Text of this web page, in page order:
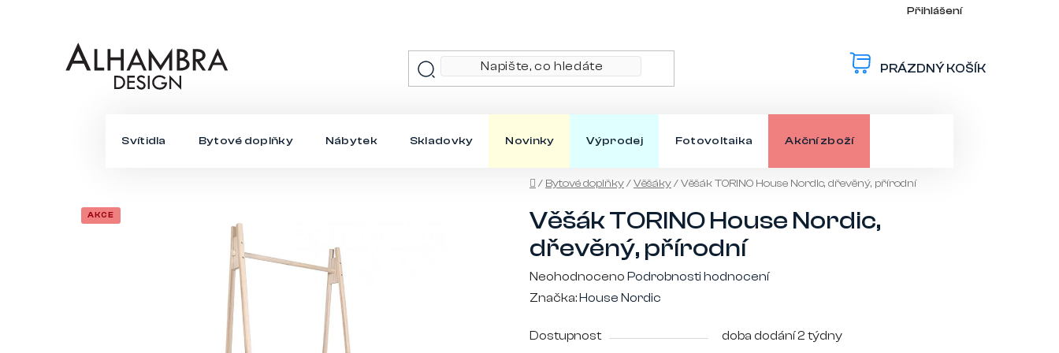
Přihlášení
PRÁZDNÝ KOŠÍK
Svítidla Bytové doplňky Nábytek Skladovky Novinky Výprodej Fotovoltaika Akční zboží
Domů
/ Bytové doplňky/Věšáky/Věšák TORINO House Nordic, dřevěný, přírodní
Věšák TORINO House Nordic,
dřevěný, přírodní
Průměrné
hodnocení
je
Neohodnoceno Podrobnosti hodnocení
Značka:House Nordic
Dostupnost
doba dodání 2 týdny
AKCE